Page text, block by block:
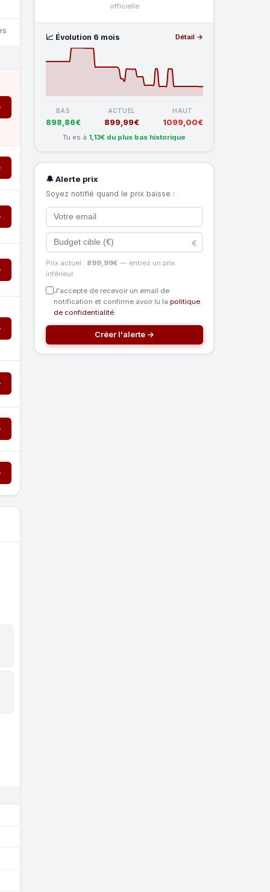
officielle
📈 Évolution 6 mois Détail →
BAS
898,86€
ACTUEL
899,99€
HAUT
1099,00€
Tu es à 1,13€ du plus bas historique
🔔 Alerte prix
Soyez notifié quand le prix baisse :
€
Prix actuel : 899,99€ — entrez un prix
inférieur
J'accepte de recevoir un email de
notification et confirme avoir lu la politique
de confidentialité.
Créer l'alerte →